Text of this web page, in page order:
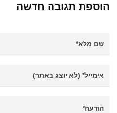
הוספת תגובה חדשה